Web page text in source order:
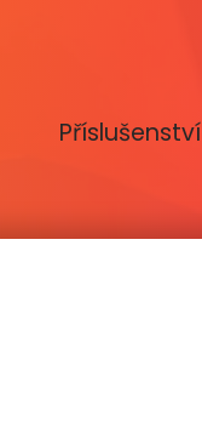
Příslušenství